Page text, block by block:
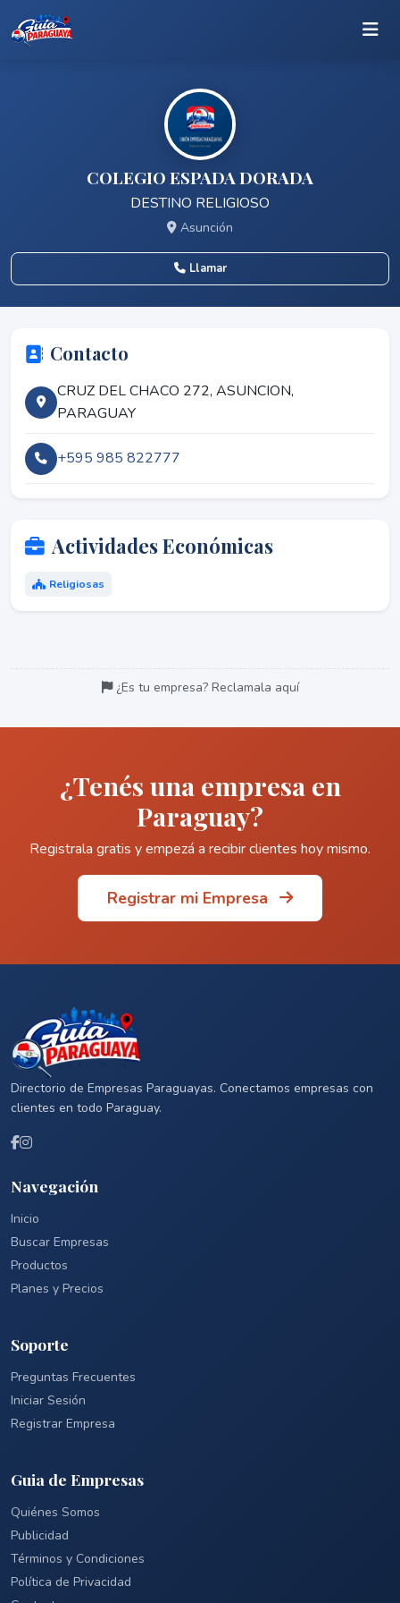
COLEGIO ESPADA DORADA
DESTINO RELIGIOSO
Asunción
Llamar
Contacto
CRUZ DEL CHACO 272, ASUNCION,
PARAGUAY
+595 985 822777
Actividades Económicas
Religiosas
¿Es tu empresa? Reclamala aquí
¿Tenés una empresa en
Paraguay?
Registrala gratis y empezá a recibir clientes hoy mismo.
Registrar mi Empresa
Directorio de Empresas Paraguayas. Conectamos empresas con
clientes en todo Paraguay.
Navegación
Inicio
Buscar Empresas
Productos
Planes y Precios
Soporte
Preguntas Frecuentes
Iniciar Sesión
Registrar Empresa
Guia de Empresas
Quiénes Somos
Publicidad
Términos y Condiciones
Política de Privacidad